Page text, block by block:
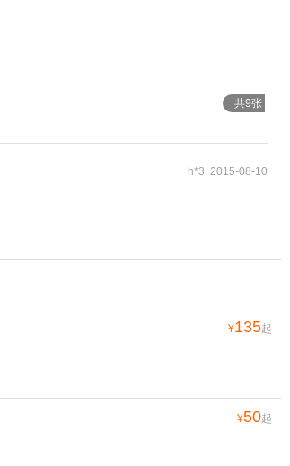
共9张
h*3 2015-08-10
¥135起
¥50起